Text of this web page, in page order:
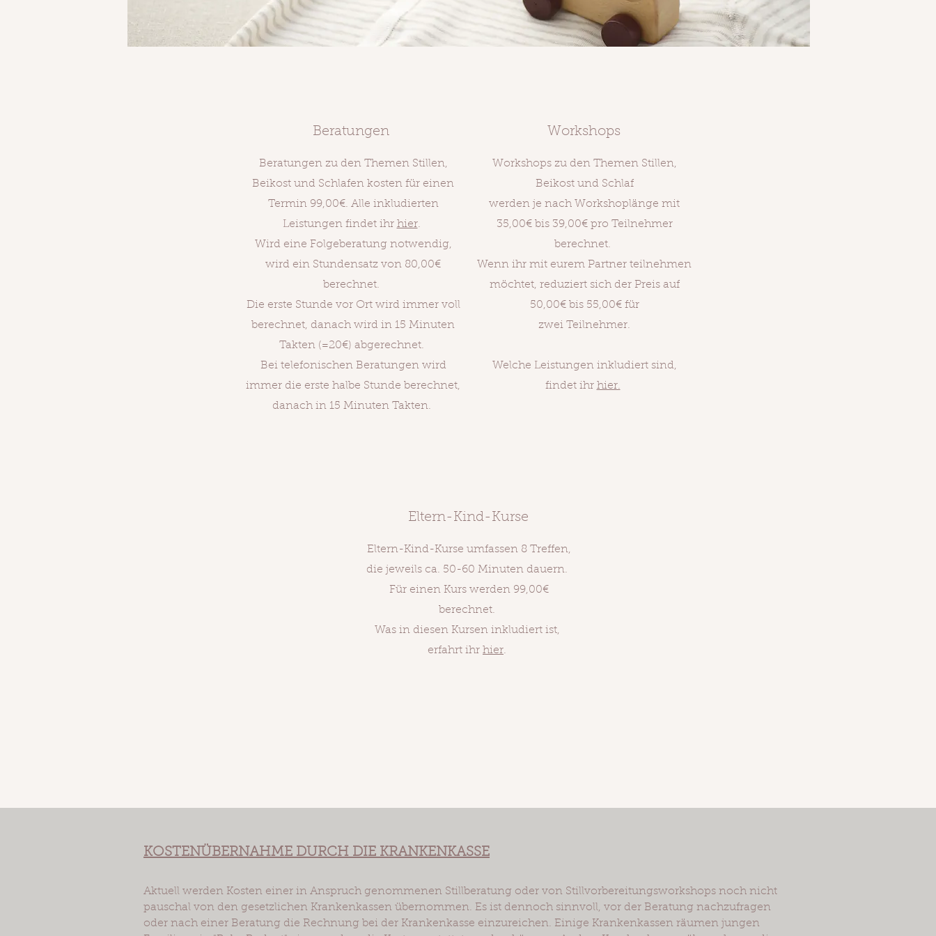
Beratungen
Beratungen zu den Themen Stillen,
Beikost und Schlafen kosten für einen
Termin 99,00€. Alle inkludierten
Leistungen findet ihr hier.
Wird eine Folgeberatung notwendig,
wird ein Stundensatz von 80,00€
berechnet.
Die erste Stunde vor Ort wird immer voll
berechnet, danach wird in 15 Minuten
Takten (=20€) abgerechnet.
Bei telefonischen Beratungen wird
immer die erste halbe Stunde berechnet,
danach in 15 Minuten Takten.
Workshops
Workshops zu den Themen Stillen,
Beikost und Schlaf
werden je nach Workshoplänge mit
35,00€ bis 39,00€ pro Teilnehmer
berechnet.
Wenn ihr mit eurem Partner teilnehmen
möchtet, reduziert sich der Preis auf
50,00€ bis 55,00€ für
zwei Teilnehmer.
Welche Leistungen inkludiert sind,
findet ihr hier.
Eltern-Kind-Kurse
Eltern-Kind-Kurse umfassen 8 Treffen,
die jeweils ca. 50-60 Minuten dauern.
Für einen Kurs werden 99,00€
berechnet.
Was in diesen Kursen inkludiert ist,
erfahrt ihr hier.
KOSTENÜBERNAHME DURCH DIE KRANKENKASSE
Aktuell werden Kosten einer in Anspruch genommenen Stillberatung oder von Stillvorbereitungsworkshops noch nicht
pauschal von den gesetzlichen Krankenkassen übernommen. Es ist dennoch sinnvoll, vor der Beratung nachzufragen
oder nach einer Beratung die Rechnung bei der Krankenkasse einzureichen. Einige Krankenkassen räumen jungen